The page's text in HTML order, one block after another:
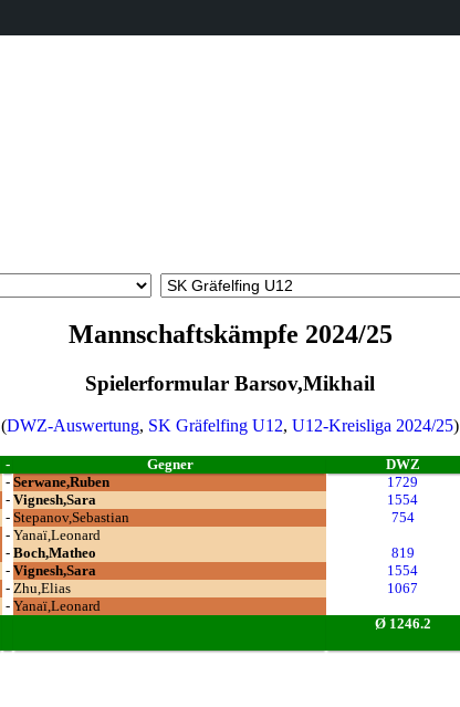
Mannschaftskämpfe 2024/25
Spielerformular Barsov,Mikhail
(DWZ-Auswertung, SK Gräfelfing U12, U12-Kreisliga 2024/25)
- Gegner DWZ
- Serwane,Ruben 1729
- Vignesh,Sara 1554
- Stepanov,Sebastian 754
- Yanaï,Leonard
- Boch,Matheo 819
- Vignesh,Sara 1554
- Zhu,Elias 1067
- Yanaï,Leonard
Ø 1246.2